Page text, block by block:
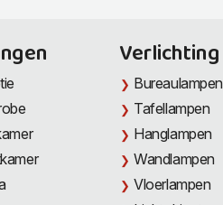
Verlichting
Bureaulampen
Tafellampen
Hanglampen
Wandlampen
Vloerlampen